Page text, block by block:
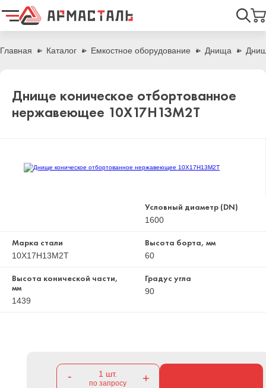
Главная
Каталог Емкостное оборудование Днища
Днище коническое отбортованное
нержавеющее 10Х17Н13М2Т
Условный диаметр (DN)
1600
Марка стали
10Х17Н13М2Т
Высота борта, мм
60
Высота конической части,
мм
1439
Градус угла
90
- 1 шт.
по запросу +